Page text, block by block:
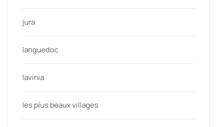
jura
languedoc
lavinia
les plus beaux villages